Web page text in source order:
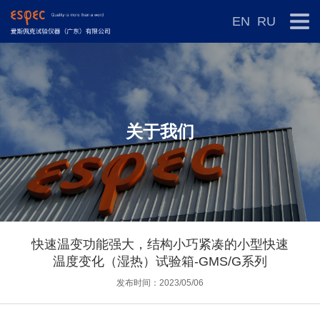
EN RU
关于我们
快速温变功能强大，结构小巧紧凑的小型快速
温度变化（湿热）试验箱-GMS/G系列
发布时间：2023/05/06